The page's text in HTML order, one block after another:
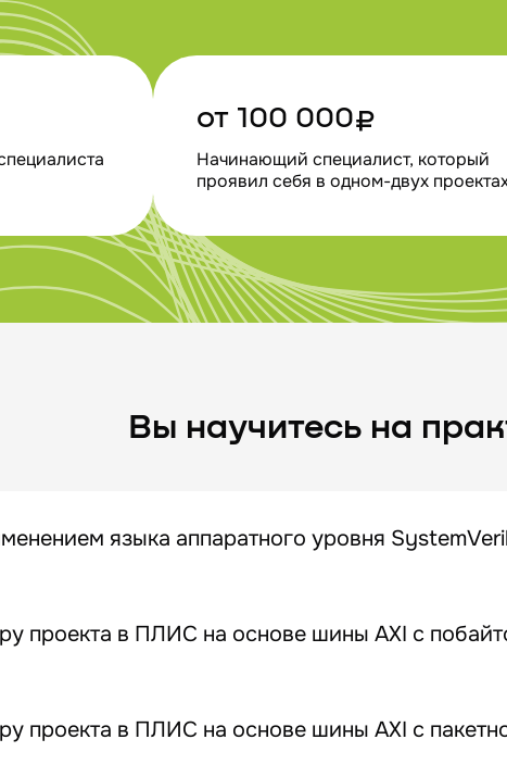
от 100 000₽
Начинающий специалист, который
проявил себя в одном-двух
Вы научитесь на
языка аппаратного уровня
проекта в ПЛИС на основе шины AXI с
проекта в ПЛИС на основе шины AXI с